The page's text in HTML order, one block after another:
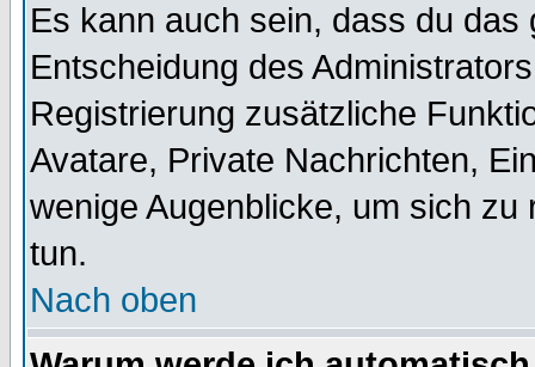
Es kann auch sein, dass du
Entscheidung des
Registrierung zusätzliche
Avatare, Private Nachrichten,
wenige Augenblicke, um sich
tun.
Nach oben